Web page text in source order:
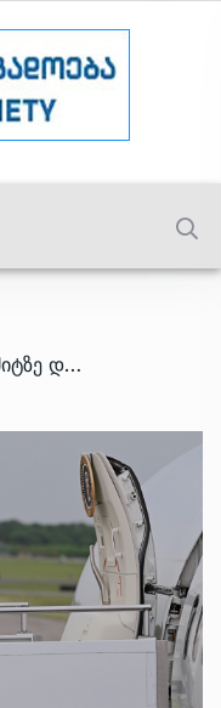
/ ტრამპი „დიდი შვიდეულის“ სამიტზე დასასწრებად საფრანგეთში ჩავიდა